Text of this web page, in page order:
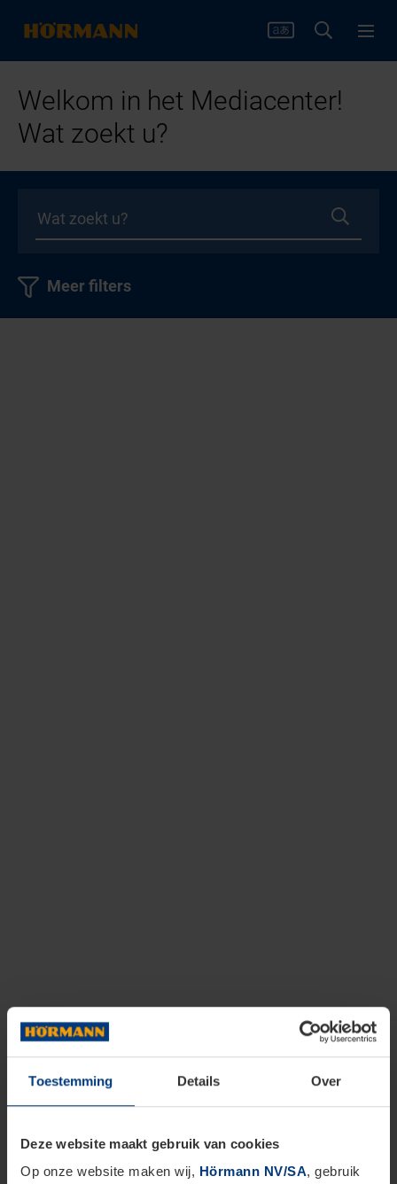
Toestemming Details Over
Deze website maakt gebruik van cookies
Op onze website maken wij, Hörmann NV/SA, gebruik
Welkom in het Mediacenter!
Wat zoekt u?
Meer filters